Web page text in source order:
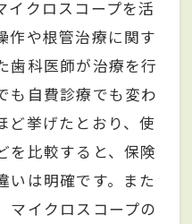
イクロスコープを活
作や根管治療に関す
歯科医師が治療を行
も自費診療でも変わ
ど挙げたとおり、使
を比較すると、保険
いは明確です。また
マイクロスコープの